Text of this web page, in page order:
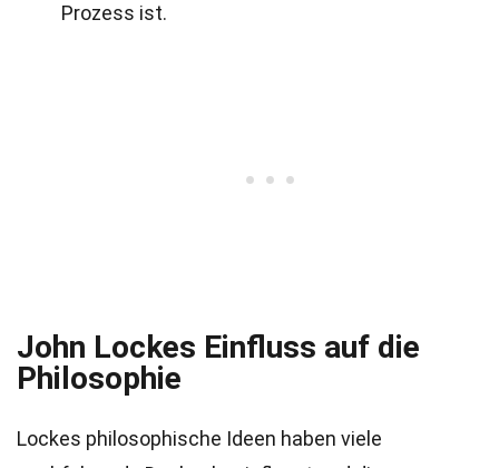
Prozess ist.
John Lockes Einfluss auf die
Philosophie
Lockes philosophische Ideen haben viele